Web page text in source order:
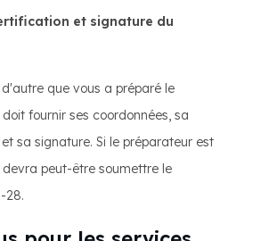
et signature du
que vous a préparé le
fournir ses coordonnées, sa
sa signature. Si le préparateur est
peut-être soumettre le
28.